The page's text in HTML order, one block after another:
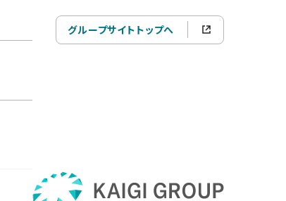
グループサイトトップへ